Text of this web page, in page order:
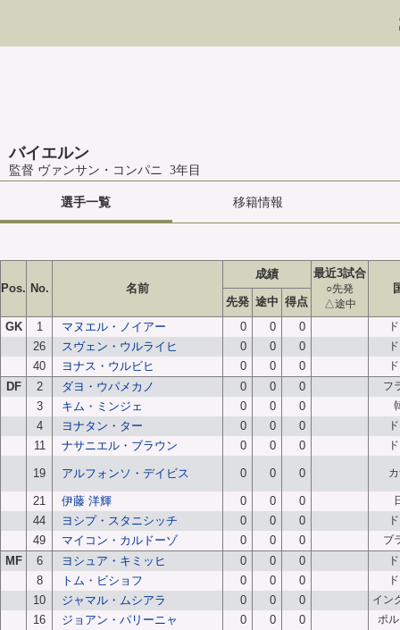
バイエルン
監督 ヴァンサン・コンパニ 3年目
選手一覧 移籍情報
Pos. No. 名前
成績 最近3試合
○先発
△途中
先発 途中 得点
GK
1 マヌエル・ノイアー 0 0 0
26 スヴェン・ウルライヒ 0 0 0
40 ヨナス・ウルビヒ 0 0 0
DF 2 ダヨ・ウパメカノ 0 0 0 フ
3 キム・ミンジェ 0 0 0
4 ヨナタン・ター 0 0 0
11 ナサニエル・ブラウン 0 0 0
19 アルフォンソ・デイビス 0 0 0
21 伊藤 洋輝 0 0 0
44 ヨシプ・スタニシッチ 0 0 0
49 マイコン・カルドーゾ 0 0 0 ブ
MF 6 ヨシュア・キミッヒ 0 0 0
8 トム・ビショフ 0 0 0
10 ジャマル・ムシアラ 0 0 0 イン
16 ジョアン・パリーニャ 0 0 0 ポ